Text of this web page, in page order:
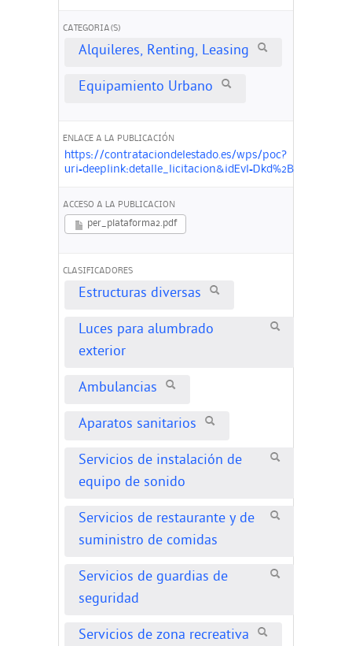
CATEGORIA(S)
Alquileres, Renting, Leasing
Equipamiento Urbano
ENLACE A LA PUBLICACIÓN
https://contrataciondelestado.es/wps/poc?
ACCESO A LA PUBLICACION
per_plataforma2.pdf
CLASIFICADORES
Estructuras diversas
Luces para alumbrado
exterior
Ambulancias
Aparatos sanitarios
Servicios de instalación de
equipo de sonido
Servicios de restaurante y de
suministro de comidas
Servicios de guardias de
seguridad
Servicios de zona recreativa